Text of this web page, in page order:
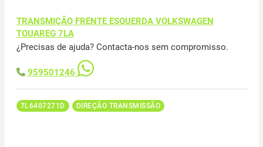
TRANSMIÇÃO FRENTE ESQUERDA VOLKSWAGEN
TOUAREG 7LA
¿Precisas de ajuda? Contacta-nos sem compromisso.
959501246
7L6407271D DIREÇÃO TRANSMISSÃO